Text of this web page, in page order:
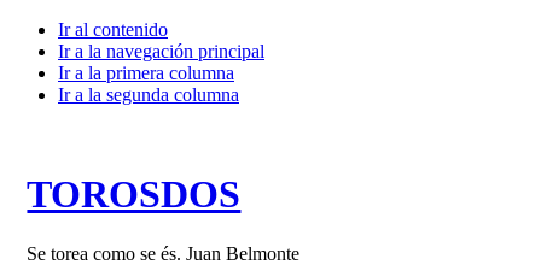
Ir al contenido
Ir a la navegación principal
Ir a la primera columna
Ir a la segunda columna
TOROSDOS
Se torea como se és. Juan Belmonte